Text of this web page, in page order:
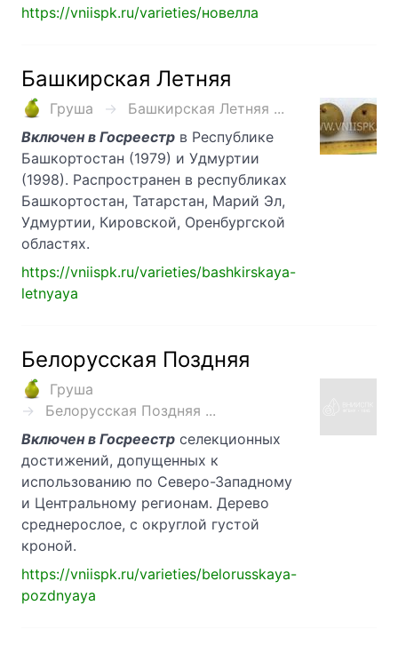
https://vniispk.ru/varieties/новелла
Башкирская Летняя
Груша
Башкирская Летняя ...
Включен в Госреестр в Республике
Башкортостан (1979) и Удмуртии
(1998). Распространен в республиках
Башкортостан, Татарстан, Марий Эл,
Удмуртии, Кировской, Оренбургской
областях.
https://vniispk.ru/varieties/bashkirskaya-
letnyaya
Белорусская Поздняя
Груша
Белорусская Поздняя ...
Включен в Госреестр селекционных
достижений, допущенных к
использованию по Северо-Западному
и Центральному регионам. Дерево
среднерослое, с округлой густой
кроной.
https://vniispk.ru/varieties/belorusskaya-
pozdnyaya